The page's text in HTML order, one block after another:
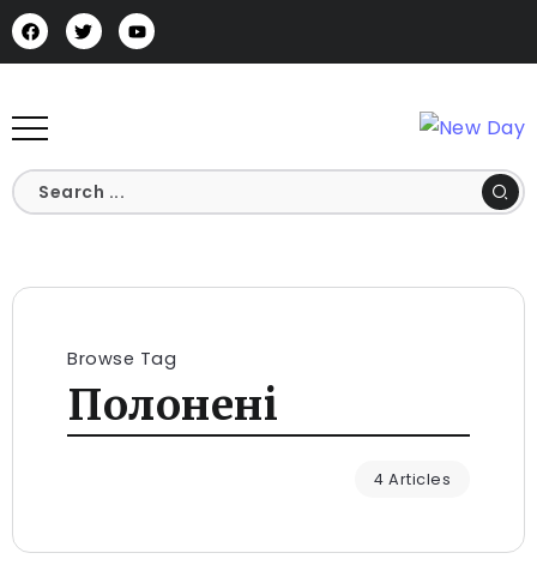
Browse Tag
Полонені
4 Articles